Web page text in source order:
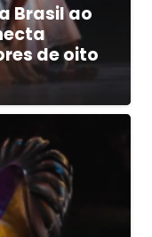
Brasil ao
de oito